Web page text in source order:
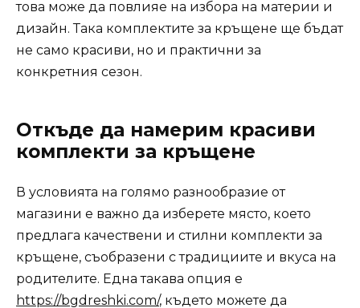
това може да повлияе на избора на материи и
дизайн. Така комплектите за кръщене ще бъдат
не само красиви, но и практични за
конкретния сезон.
Откъде да намерим красиви
комплекти за кръщене
В условията на голямо разнообразие от
магазини е важно да изберете място, което
предлага качествени и стилни комплекти за
кръщене, съобразени с традициите и вкуса на
родителите. Една такава опция е
https://bgdreshki.com/, където можете да